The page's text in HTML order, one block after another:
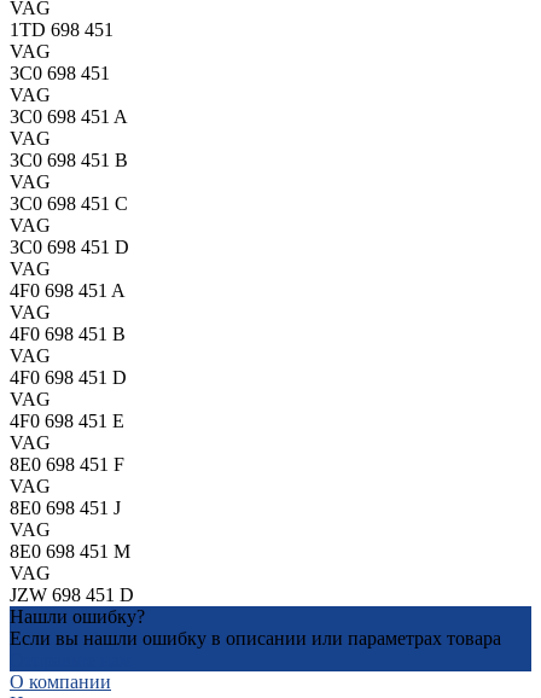
VAG
1TD 698 451
VAG
3C0 698 451
VAG
3C0 698 451 A
VAG
3C0 698 451 B
VAG
3C0 698 451 C
VAG
3C0 698 451 D
VAG
4F0 698 451 A
VAG
4F0 698 451 B
VAG
4F0 698 451 D
VAG
4F0 698 451 E
VAG
8E0 698 451 F
VAG
8E0 698 451 J
VAG
8E0 698 451 M
VAG
JZW 698 451 D
Нашли ошибку?
Если вы нашли ошибку в описании или параметрах товара
О компании